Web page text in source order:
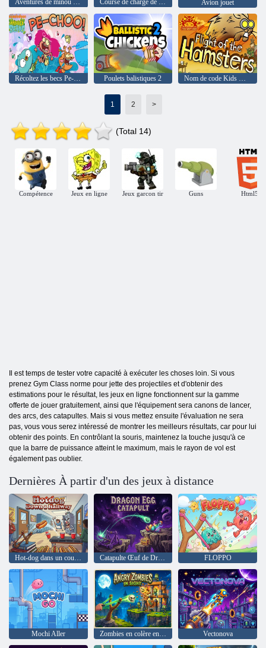
Avion jouet
Poulets balistiques 2
1 2 >
(Total 14)
Compétence Jeux en ligne Jeux garcon tir Guns Html5
Il est temps de tester votre capacité à exécuter les choses loin. Si vous
prenez Gym Class norme pour jette des projectiles et d'obtenir des
estimations pour le résultat, les jeux en ligne fonctionnent sur la gamme
offerte de jouer gratuitement, ainsi que l'équipement sera canons de lancer,
des arcs, des catapultes. Mais si vous mettez ensuite l'évaluation ne sera
pas, vous vous serez intéressé de montrer les meilleurs résultats, car pour lui
obtenir des points. En contrôlant la souris, maintenez la touche jusqu'à ce
que la barre de puissance atteint le maximum, mais le rayon de vol est
également pas oublier.
Dernières À partir d'un des jeux à distance
Hot-dog dans un couloir Catapulte Œuf de Dragon FLOPPO
Mochi Aller Zombies en colère en vue Vectonova